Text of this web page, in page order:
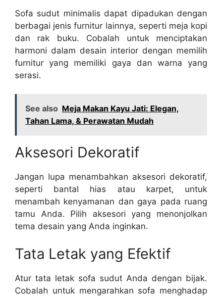
Sofa sudut minimalis dapat dipadukan dengan
berbagai jenis furnitur lainnya, seperti meja kopi
dan rak buku. Cobalah untuk menciptakan
harmoni dalam desain interior dengan memilih
furnitur yang memiliki gaya dan warna yang
serasi.
See also Meja Makan Kayu Jati: Elegan,
Tahan Lama, & Perawatan Mudah
Aksesori Dekoratif
Jangan lupa menambahkan aksesori dekoratif,
seperti bantal hias atau karpet, untuk
menambah kenyamanan dan gaya pada ruang
tamu Anda. Pilih aksesori yang menonjolkan
tema desain yang Anda inginkan.
Tata Letak yang Efektif
Atur tata letak sofa sudut Anda dengan bijak.
Cobalah untuk mengarahkan sofa menghadap